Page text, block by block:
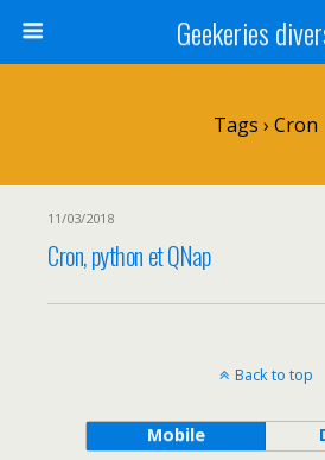
Geekeries
Tags › Cron
11/03/2018
Cron, python et QNap
Back to top
Mobile